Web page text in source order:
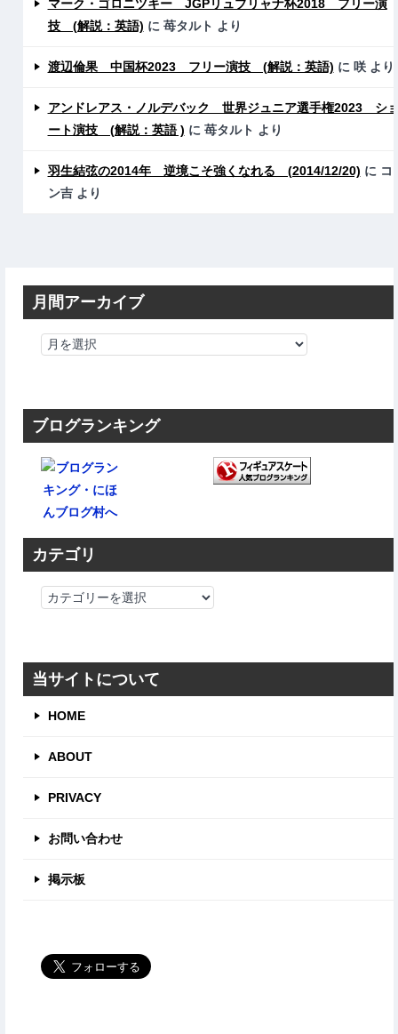
マーク・ゴロニツキー JGPリュブリャナ杯2018 フリー演
技 (解説：英語) に 苺タルト より
渡辺倫果 中国杯2023 フリー演技 (解説：英語) に 咲より
アンドレアス・ノルデバック 世界ジュニア選手権2023 シ
ート演技 (解説：英語 ) に 苺タルト より
羽生結弦の2014年 逆境こそ強くなれる (2014/12/20) に コ
ン吉より
月間アーカイブ
ブログランキング
カテゴリ
カ
リ
当サイトについて
HOME
ABOUT
PRIVACY
お問い合わせ
掲示板